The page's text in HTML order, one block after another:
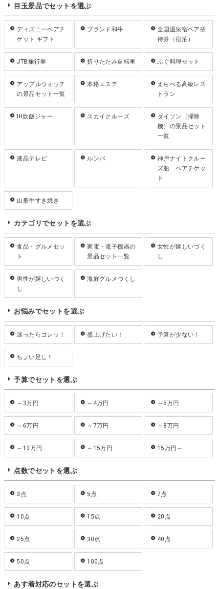
目玉景品でセットを選ぶ
ディズニーペアチ
ケット ギフト
ブランド和牛
全国温泉宿ペア招
待券（宿泊）
JTB旅行券 折りたたみ自転車 ふぐ料理セット
アップルウォッチ
の景品セット一覧
本格エステ
えらべる高級レス
トラン
IH炊飯ジャー スカイクルーズ
ダイソン（掃除
機）の景品セット
一覧
液晶テレビ ルンバ
神戸ナイトクルー
ズ船 ペアチケッ
ト
山形牛すき焼き
カテゴリでセットを選ぶ
食品・グルメセッ
ト
家電・電子機器の
景品セット一覧
女性が嬉しいづく
し
男性が嬉しいづく
し
海鮮グルメづくし
お悩みでセットを選ぶ
迷ったらコレッ！ 盛上げたい！ 予算が少ない！
ちょい足し！
予算でセットを選ぶ
～3万円 ～4万円 ～5万円
～6万円 ～7万円 ～8万円
～10万円 ～15万円 15万円～
点数でセットを選ぶ
3点 5点 7点
10点 15点 20点
25点 30点 40点
50点 100点
あす着対応のセットを選ぶ